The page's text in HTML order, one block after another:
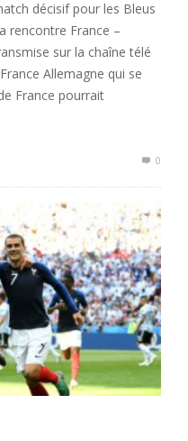
décisif pour les Bleus
rencontre France –
sur la chaîne télé
Allemagne qui se
France pourrait
0